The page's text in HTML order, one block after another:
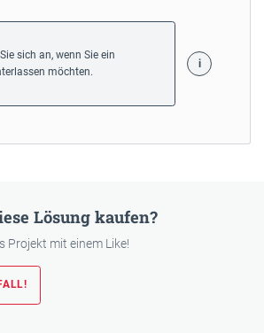
sich an, wenn Sie ein
möchten.
Lösung kaufen?
Projekt mit einem Like!